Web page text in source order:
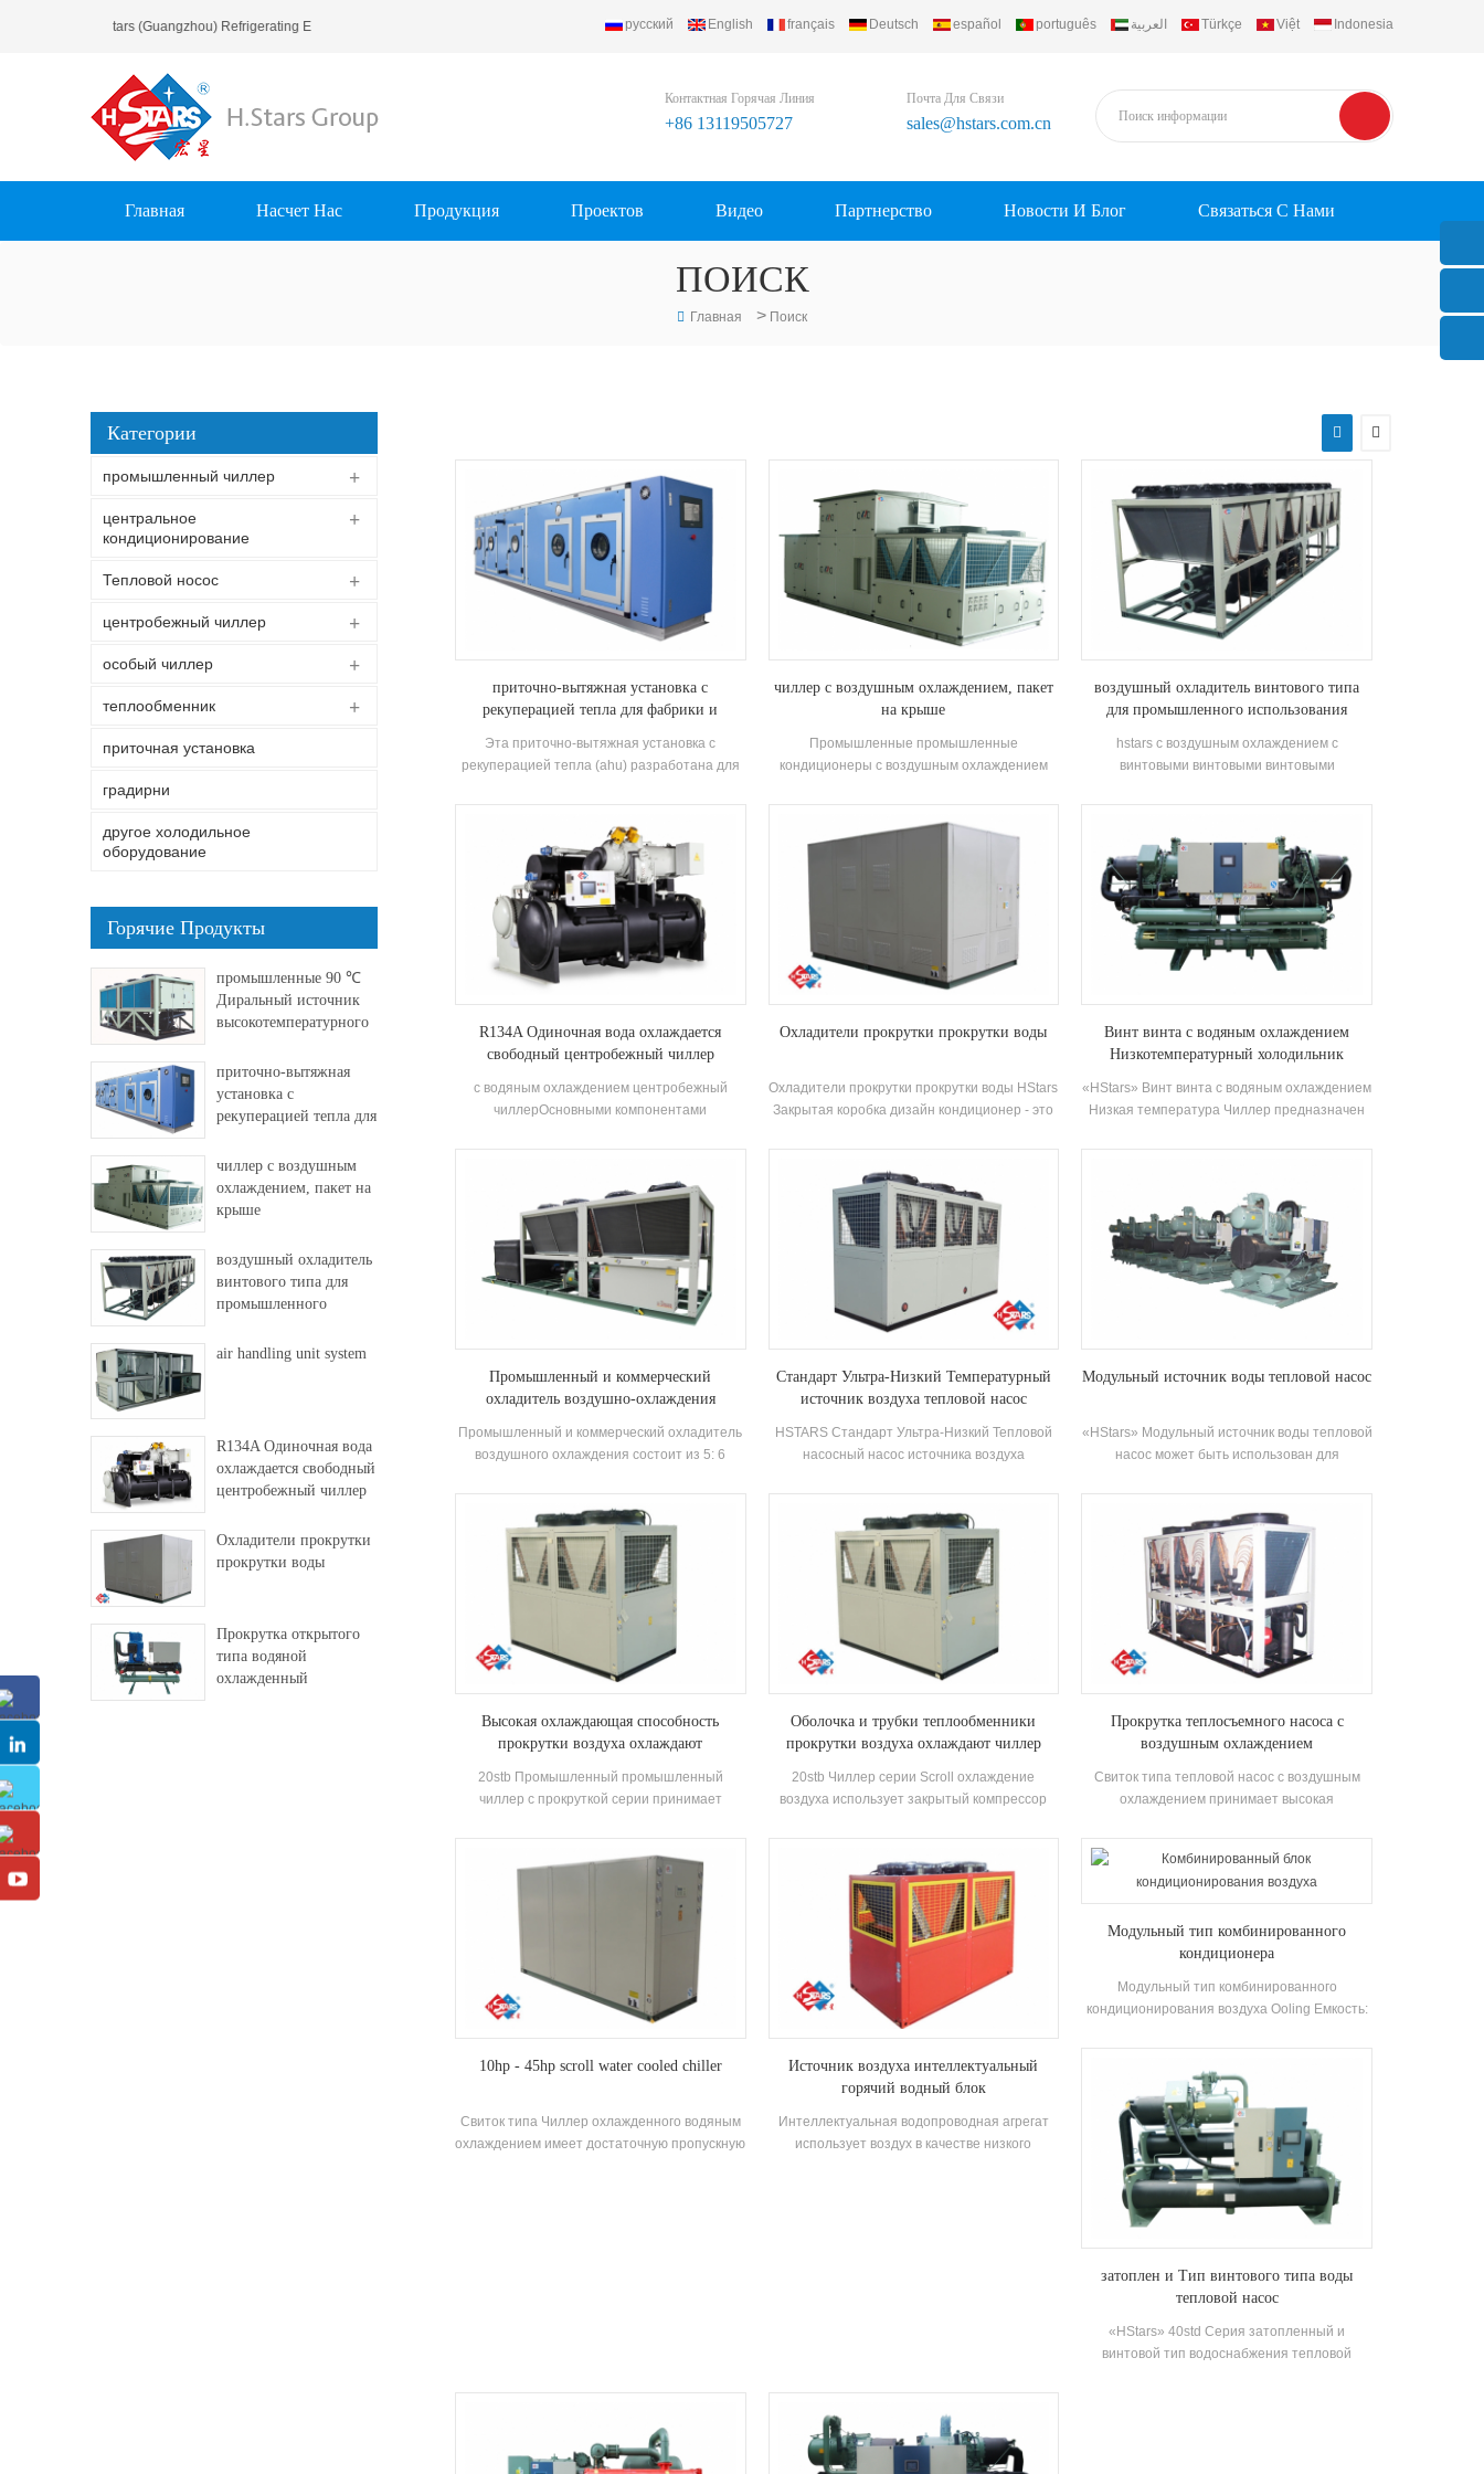
Пожаловать В H.Stars (Guangzhou) Refrigerating Equipment Group Ltd.. русский English français Deutsch español português العربية Türkçe Việt Indonesia
Контактная Горячая Линия
+86 13119505727
Почта Для Связи
sales@hstars.com.cn
Главная Насчет Нас Продукция Проектов Видео Партнерство Новости И Блог Связаться С Нами
ПОИСК
Главная > Поиск
приточно-вытяжная установка с
рекуперацией тепла для фабрики и
Эта приточно-вытяжная установка с
рекуперацией тепла (ahu) разработана для
функций охлаждения, нагрева, увлажнения,
осушения и очистки воздуха.
чиллер с воздушным охлаждением, пакет
на крыше
Промышленные промышленные
кондиционеры с воздушным охлаждением
предприятий / текстильных
предприятийh.stars предлагает решения для
фармацевтической, электронной,
промышленности, коммерческого
строительства, обработки голоса и защиты
окружающей среды, качества воздуха в
помещениях, вентиляции судов.
воздушный охладитель винтового типа
для промышленного использования
hstars с воздушным охлаждением с
винтовыми винтовыми винтовыми
компрессоры и рекуперация тепла,
опционально для клиентов для
использования в промышленности. высокое
качество с легким управлением.
R134A Одиночная вода охлаждается
свободный центробежный чиллер
с водяным охлаждением центробежный
чиллерОсновными компонентами
полукрытый Двухполюсный центробежные
Испарители, системы рециркуляции
жидкости хладагента, Flash-Type
ЭКОНОМИЗЕРС И ОРИФТИЧЕСКАЯ ПЛАТКА
Дроссеги Устройства. Приложения: в
основном используется в центральных
системах кондиционирования воздуха и
промышленным процессом охлаждения
Охладители прокрутки прокрутки воды
Охладители прокрутки прокрутки воды HStars
Закрытая коробка дизайн кондиционер - это
широко используется в домах и малых
офисах. Кабинетные кондиционеры имеют
преимущества высокой мощности и сильного
ветра Power. Устройство имеет 8
стандартных спецификаций и впускной воды
охлаждения Температура. Диапазон 21-35
°C. Бренд: HStars охлаждениеЕмкость
Диапазон: 25,7 кВт ~ 147,7 кВт Приложения:
Фабрика, ресторан, торговый центр, офис и
другие кондиционер системы.
Винт винта с водяным охлаждением
Низкотемпературный холодильник
«HStars» Винт винта с водяным охлаждением
Низкая температура Чиллер предназначен
промышленного охлаждение. Требуется
удовлетворения требований различных
охлаждающих способностей и температуры
требования. Бренд: HSTARS
Промышленный и коммерческий
охладитель воздушно-охлаждения
Промышленный и коммерческий охладитель
воздушного охлаждения состоит из 5: 6
Высокое качество Конденсатор и испаритель,
а также оборудован брендом Электрический
контроль Компоненты, которые можно
широко использовать в разных отраслях.
Стандарт Ультра-Низкий Температурный
источник воздуха тепловой насос
HSTARS Стандарт Ультра-Низкий Тепловой
насосный насос источника воздуха
℃ ~ 43 ℃, используя воздух в качестве
источника тепла, загрязняющие вещества не
разряжены, а 55 ° C Горячая вода готова
удовлетворить спрос на горячей воде между
35-55 ° C. Функция отопления, подходит для
прямого подачи воздуха или излучения пола
Отопление.
Модульный источник воды тепловой насос
«HStars» Модульный источник воды тепловой
насос может быть использован для
на один машины. Система может заменить
оригинальный котел и кондиционер Система;
Охлаждающая способность достаточно,
эффективность высока, уборка и
обслуживание просты, а рейтинг
энергоэффективности является 5-1. уровень.
Высокая охлаждающая способность
прокрутки воздуха охлаждают
20stb Промышленный промышленный
чиллер с прокруткой серии принимает
разработанный высокая эффективность
Оболочка и теплообменник, используя R22,
R407C Хладагент, повышение
энергоэффективности до 2 уровней
Оболочка и трубки теплообменники
прокрутки воздуха охлаждают чиллер
20stb Чиллер серии Scroll охлаждение
воздуха использует закрытый компрессор
производит высокая эффективность
оболочка и трубка теплообменник и
теплообменник катушки, принимают R22 и
r407c хладагенты
Прокрутка теплосъемного насоса с
воздушным охлаждением
Свиток типа тепловой насос с воздушным
охлаждением принимает высокая
компрессор прокрутки, саморазвивающийся и
изготовлено высокая эффективность
оболочка и трубка Теплообменник и
теплообменник катушки, используя R22,
R134A, R407C хладагент
10hp - 45hp scroll water cooled chiller
Свиток типа Чиллер охлажденного водяным
охлаждением имеет достаточную пропускную
Источник воздуха интеллектуальный
горячий водный блок
Интеллектуальная водопроводная агрегат
использует воздух в качестве низкого
Модульный тип комбинированного
кондиционера
Модульный тип комбинированного
кондиционирования воздуха Ooling Емкость:
фотоэлектрическая, фармацевтическая,
пищевая промышленность
затоплен и Тип винтового типа воды
тепловой насос
«HStars» 40std Серия затопленный и
винтовой тип водоснабжения тепловой
Категории
промышленный чиллер
центральное
кондиционирование
Тепловой носос
центробежный чиллер
особый чиллер
теплообменник
приточная установка
градирни
другое холодильное
оборудование
Горячие Продукты
промышленные 90 ℃
Диральный источник
высокотемпературного
приточно-вытяжная
установка с
рекуперацией тепла для
чиллер с воздушным
охлаждением, пакет на
крыше
воздушный охладитель
винтового типа для
промышленного
air handling unit system
R134A Одиночная вода
охлаждается свободный
центробежный чиллер
Охладители прокрутки
прокрутки воды
Прокрутка открытого
типа водяной
охлажденный